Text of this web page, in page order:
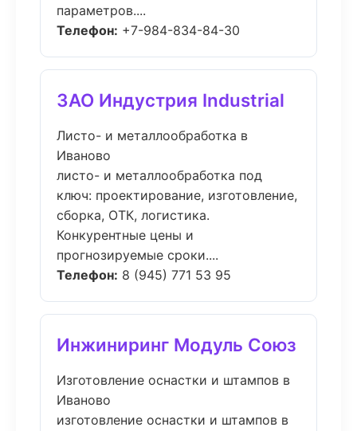
параметров....
Телефон: +7-984-834-84-30
ЗАО Индустрия Industrial
Листо- и металлообработка в
Иваново
листо- и металлообработка под
ключ: проектирование, изготовление,
сборка, ОТК, логистика.
Конкурентные цены и
прогнозируемые сроки....
Телефон: 8 (945) 771 53 95
Инжиниринг Модуль Союз
Изготовление оснастки и штампов в
Иваново
изготовление оснастки и штампов в